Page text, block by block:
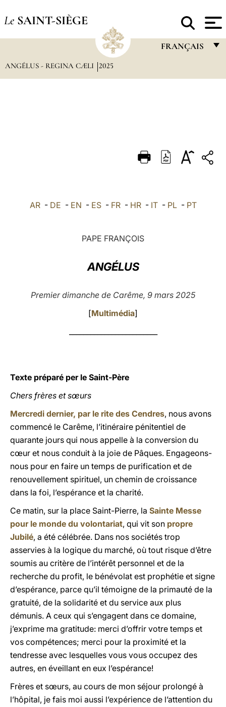
Le SAINT-SIÈGE
FRANÇAIS
DEUTSCH
العربيّة
ANGÉLUS - REGINA CÆLI 2025
AR- DE - EN - ES- FR- HR- IT- PL- PT
PAPE FRANÇOIS
ANGÉLUS
Premier dimanche de Carême, 9 mars 2025
[Multimédia]
Texte préparé per le Saint-Père
Chers frères et sœurs
Mercredi dernier, par le rite des Cendres, nous avons
commencé le Carême, l’itinéraire pénitentiel de
quarante jours qui nous appelle à la conversion du
cœur et nous conduit à la joie de Pâques. Engageons-
nous pour en faire un temps de purification et de
renouvellement spirituel, un chemin de croissance
dans la foi, l’espérance et la charité.
Ce matin, sur la place Saint-Pierre, la Sainte Messe
pour le monde du volontariat, qui vit son propre
Jubilé, a été célébrée. Dans nos sociétés trop
asservies à la logique du marché, où tout risque d’être
soumis au critère de l’intérêt personnel et de la
recherche du profit, le bénévolat est prophétie et signe
d’espérance, parce qu’il témoigne de la primauté de la
gratuité, de la solidarité et du service aux plus
démunis. A ceux qui s’engagent dans ce domaine,
j’exprime ma gratitude: merci d’offrir votre temps et
vos compétences; merci pour la proximité et la
tendresse avec lesquelles vous vous occupez des
autres, en éveillant en eux l’espérance!
Frères et sœurs, au cours de mon séjour prolongé à
l’hôpital, je fais moi aussi l’expérience de l’attention du